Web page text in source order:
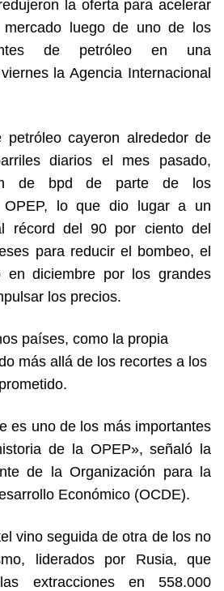
la oferta para acelerar
luego de uno de los
de petróleo en una
la Agencia Internacional
petróleo cayeron alrededor de
diarios el mes pasado,
de bpd de parte de los
OPEP, lo que dio lugar a un
récord del 90 por ciento del
para reducir el bombeo, el
en diciembre por los grandes
los precios.
países, como la propia
más allá de los recortes a los
es uno de los más importantes
de la OPEP», señaló la
de la Organización para la
Económico (OCDE).
vino seguida de otra de los no
liderados por Rusia, que
extracciones en 558.000